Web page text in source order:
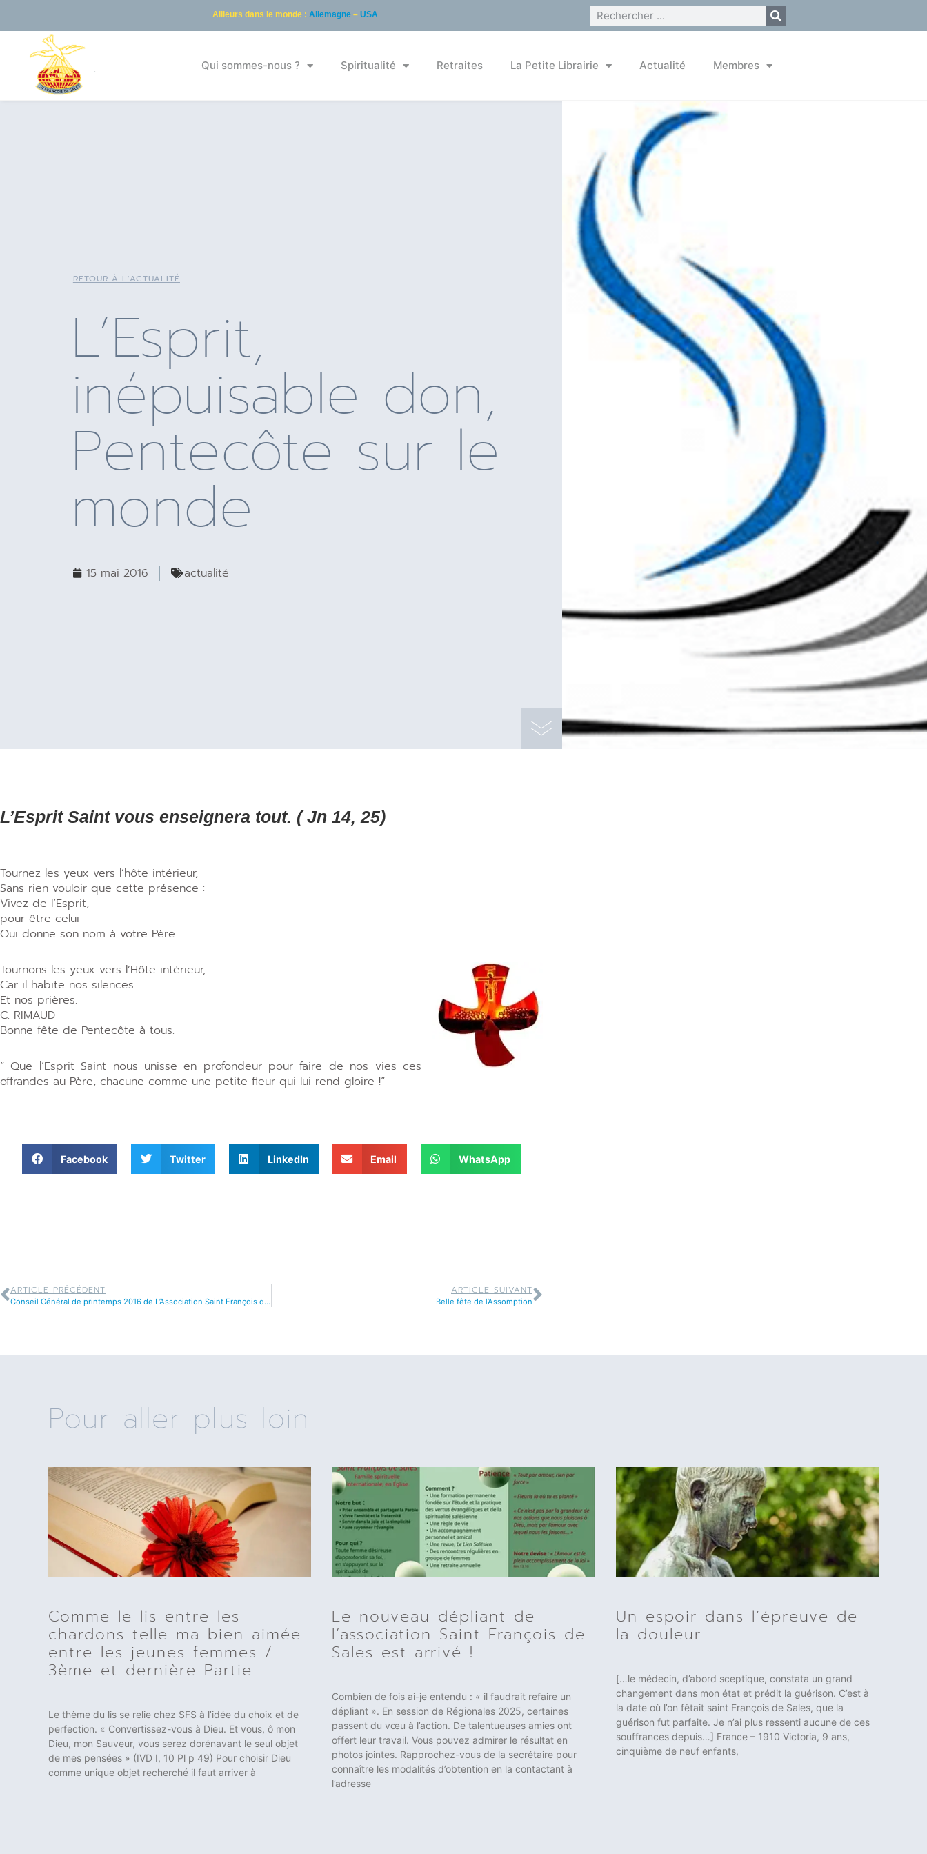
Ailleurs dans le monde : Allemagne– USA
Qui sommes-nous ? Spiritualité Retraites La Petite Librairie Actualité Membres
RETOUR À L'ACTUALITÉ
L’Esprit,
inépuisable don,
Pentecôte sur le
monde
15 mai 2016 actualité
L’Esprit Saint vous enseignera tout. ( Jn 14, 25)
Tournez les yeux vers l’hôte intérieur,
Sans rien vouloir que cette présence :
Vivez de l’Esprit,
pour être celui
Qui donne son nom à votre Père.
Tournons les yeux vers l’Hôte intérieur,
Car il habite nos silences
Et nos prières.
C. RIMAUD
Bonne fête de Pentecôte à tous.
” Que l’Esprit Saint nous unisse en profondeur pour faire de nos vies ces
offrandes au Père, chacune comme une petite fleur qui lui rend gloire !”
Facebook Twitter LinkedIn Email WhatsApp
ARTICLE PRÉCÉDENT
Conseil Général de printemps 2016 de L’Association Saint François de Sales
ARTICLE SUIVANT
Belle fête de l’Assomption
Pour aller plus loin
Comme le lis entre les
chardons telle ma bien-aimée
entre les jeunes femmes /
3ème et dernière Partie
Le thème du lis se relie chez SFS à l’idée du choix et de
perfection. « Convertissez-vous à Dieu. Et vous, ô mon
Dieu, mon Sauveur, vous serez dorénavant le seul objet
de mes pensées » (IVD I, 10 Pl p 49) Pour choisir Dieu
comme unique objet recherché il faut arriver à
Le nouveau dépliant de
l’association Saint François de
Sales est arrivé !
Combien de fois ai-je entendu : « il faudrait refaire un
dépliant ». En session de Régionales 2025, certaines
passent du vœu à l’action. De talentueuses amies ont
offert leur travail. Vous pouvez admirer le résultat en
photos jointes. Rapprochez-vous de la secrétaire pour
connaître les modalités d’obtention en la contactant à
l’adresse
Un espoir dans l’épreuve de
la douleur
[…le médecin, d’abord sceptique, constata un grand
changement dans mon état et prédit la guérison. C’est à
la date où l’on fêtait saint François de Sales, que la
guérison fut parfaite. Je n’ai plus ressenti aucune de ces
souffrances depuis…] France – 1910 Victoria, 9 ans,
cinquième de neuf enfants,